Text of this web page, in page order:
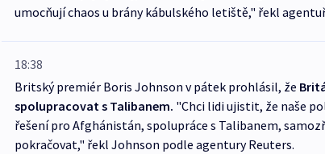
umocňují chaos u brány kábulského letiště," řekl
18:38
Britský premiér Boris Johnson v pátek prohlásil, že
spolupracovat s Talibanem. "Chci lidi ujistit, že naše
řešení pro Afghánistán, spolupráce s Talibanem,
pokračovat," řekl Johnson podle agentury Reuters.